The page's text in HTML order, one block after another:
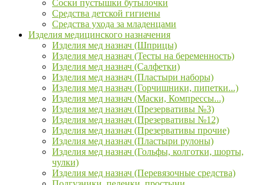
Соски пустышки бутылочки
Средства детской гигиены
Средства ухода за младенцами
Изделия медицинского назначения
Изделия мед назнач (Шприцы)
Изделия мед назнач (Тесты на беременность)
Изделия мед назнач (Салфетки)
Изделия мед назнач (Пластыри наборы)
Изделия мед назнач (Горчишники, пипетки...)
Изделия мед назнач (Маски, Компрессы...)
Изделия мед назнач (Презервативы №3)
Изделия мед назнач (Презервативы №12)
Изделия мед назнач (Презервативы прочие)
Изделия мед назнач (Пластыри рулоны)
Изделия мед назнач (Гольфы, колготки, шорты,
чулки)
Изделия мед назнач (Перевязочные средства)